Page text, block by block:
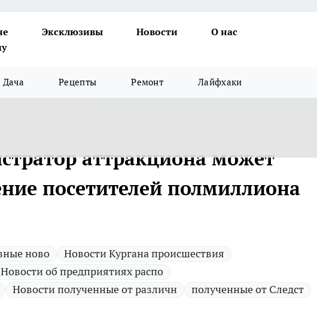
Эксклюзивы Новости
О нас
Дача Рецепты Ремонт Лайфхаки
аттракциона может
посетителей полмиллиона
ново
Новости Кургана происшествия
Новости об предприятиях распо
Новости полученные от различн полученные от Следст